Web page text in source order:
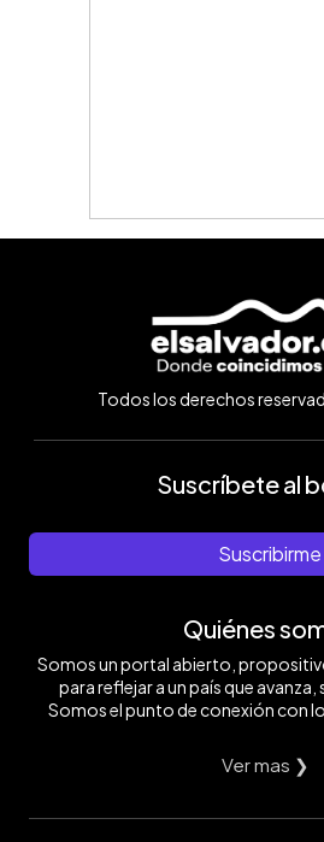
Todos los derechos
Suscríbete al
Suscribirme
Quiénes
Somos un portal abierto,
para reflejar a un país que avanza,
Somos el punto de conexión con
Ver mas ❯